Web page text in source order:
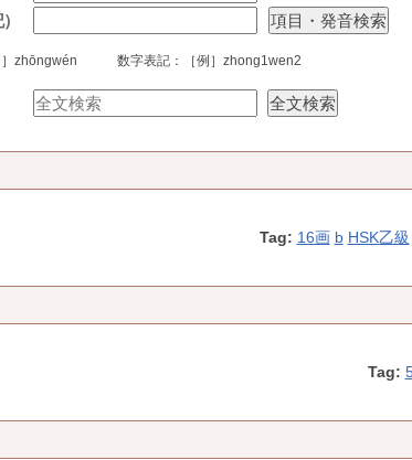
］zhōngwén 数字表記：［例］zhong1wen2
Tag: 16画 b HSK乙級
Tag: